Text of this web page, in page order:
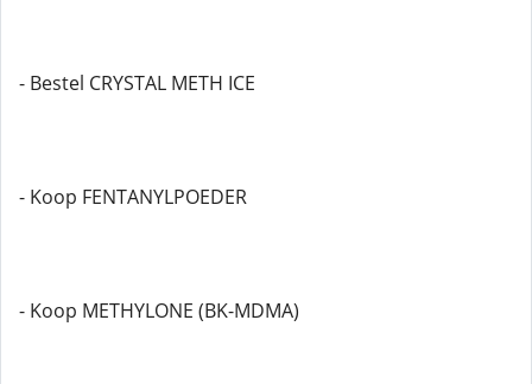
- Bestel CRYSTAL METH ICE
- Koop FENTANYLPOEDER
- Koop METHYLONE (BK-MDMA)